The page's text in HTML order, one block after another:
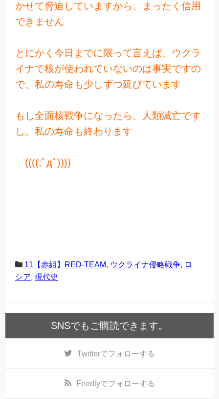
かせて脅迫していますから、まったく信用
できません
とにかく今日までに限って言えば、ウクラ
イナで核が使われていないのは事実ですの
で、私の寿命も少しずつ延びています
もし全面核戦争になったら、人類滅亡です
し、私の寿命も終わります
((((;ﾟдﾟ))))
11【赤組】RED-TEAM, ウクライナ侵略戦争, ロ
シア, 現代史
SNSでもご購読できます。
Twitterでフォローする
Feedlyでフォローする